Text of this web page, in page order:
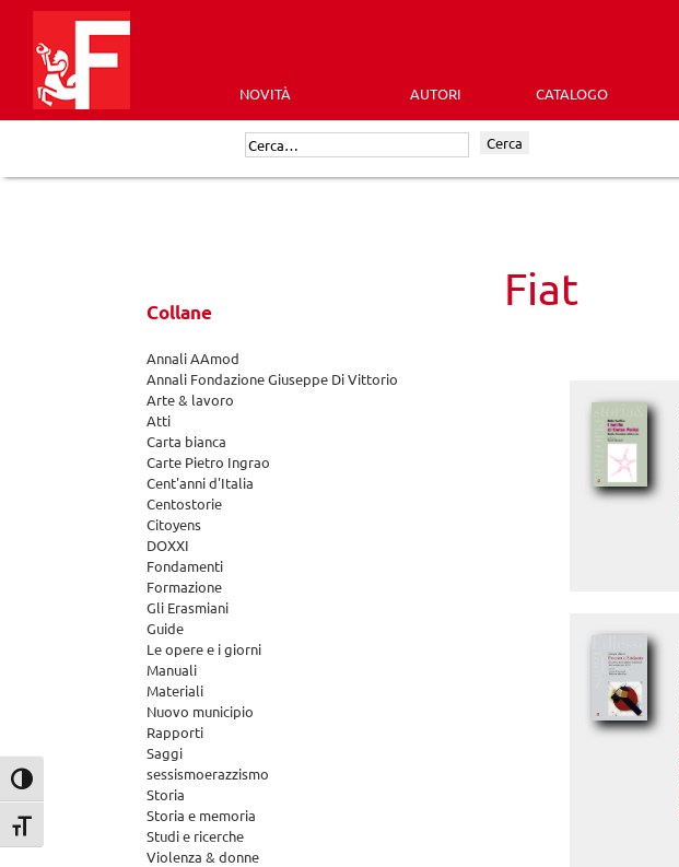
Attiva/disattiva alto contrasto
Attiva/disattiva dimensione testo
content
Futura
Editrice
NOVITÀ AUTORI CATALOGO
Cerca: Cerca
Collane
Annali AAmod
Annali Fondazione Giuseppe Di Vittorio
Arte & lavoro
Atti
Carta bianca
Carte Pietro Ingrao
Cent'anni d'Italia
Centostorie
Citoyens
DOXXI
Fondamenti
Formazione
Gli Erasmiani
Guide
Le opere e i giorni
Manuali
Materiali
Nuovo municipio
Rapporti
Saggi
sessismoerazzismo
Storia
Storia e memoria
Studi e ricerche
Violenza & donne
Fiat